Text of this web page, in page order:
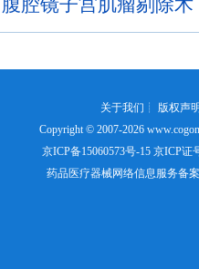
腔镜子宫肌瘤剔除术
关于我们 ┊ 版权声
Copyright © 2007-2026
京ICP备15060573号-15京ICP证
药品医疗器械网络信息服务备